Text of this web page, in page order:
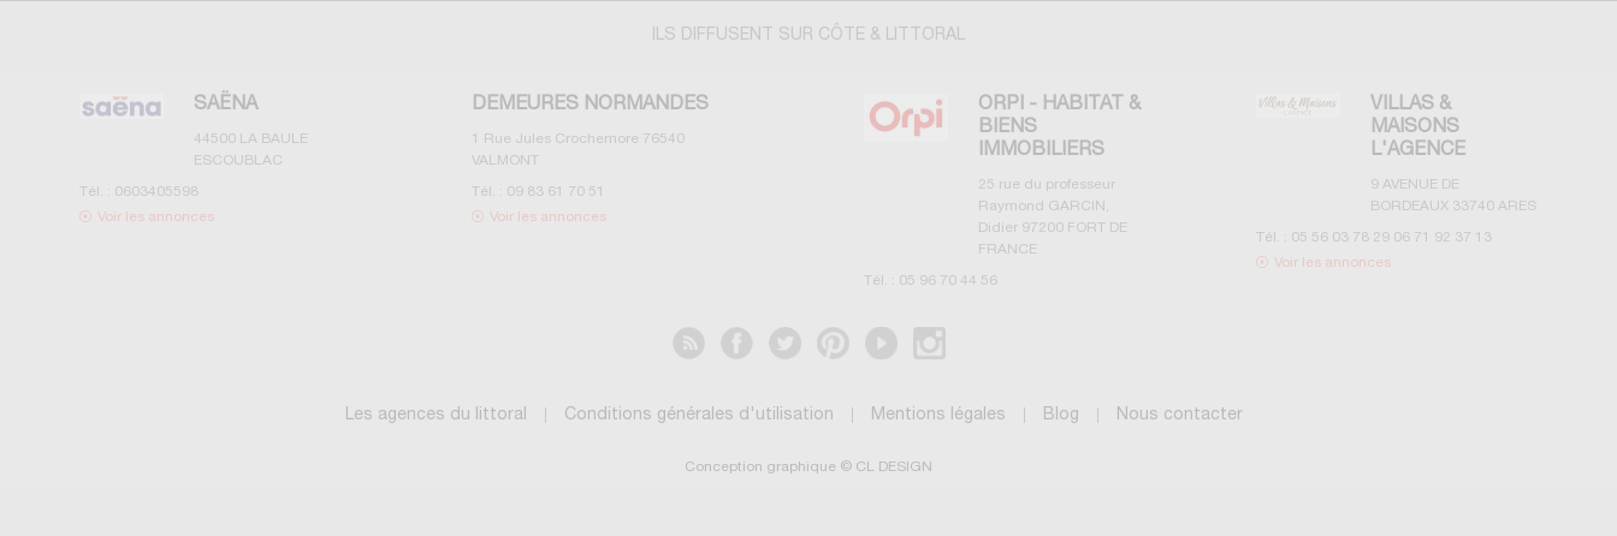
ILS DIFFUSENT SUR CÔTE & LITTORAL
SAËNA
44500 LA BAULE
ESCOUBLAC
Tél. : 0603405598
Voir les annonces
DEMEURES NORMANDES
1 Rue Jules Crochemore 76540
VALMONT
Tél. : 09 83 61 70 51
Voir les annonces
ORPI - HABITAT &
BIENS
IMMOBILIERS
25 rue du professeur
Raymond GARCIN,
Didier 97200 FORT DE
FRANCE
Tél. : 05 96 70 44 56
VILLAS &
MAISONS
L'AGENCE
9 AVENUE DE
BORDEAUX 33740 ARES
Tél. : 05 56 03 78 29 06 71 92 37 13
Voir les annonces
Les agences du littoral Conditions générales d'utilisation Mentions légales Blog Nous contacter
Conception graphique © CL DESIGN